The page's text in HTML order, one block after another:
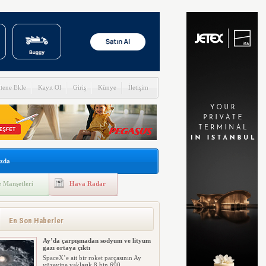
Ekle Kayıt Ol Giriş Künye İletişim
Manşetleri Hava Radar
En Son Haberler
Ay’da çarpışmadan sodyum ve lityum
gazı ortaya çıktı
SpaceX’e ait bir roket parçasının Ay